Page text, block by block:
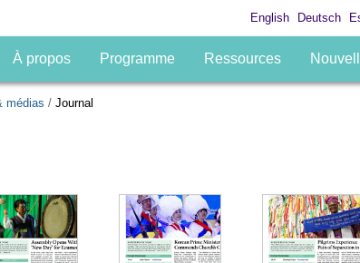
English Deutsch
À propos Programme Ressources
médias /Journal